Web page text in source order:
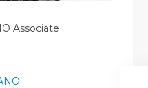
Associate